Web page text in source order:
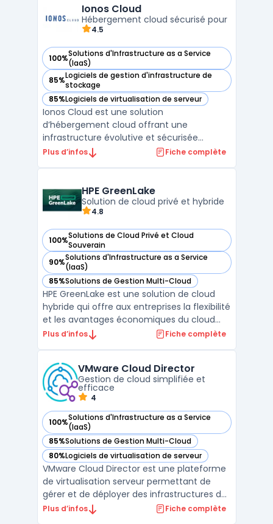
VMware Cloud Foundation intègre des outils
de gestion, de surveilla ...
Ionos Cloud
Hébergement cloud sécurisé pour
4.5
100%Solutions d'Infrastructure as a Service
(IaaS)
— voir Ionos Cloud dans cette catégorie
85%Logiciels de gestion d'infrastructure de
stockage
— voir Ionos Cloud dans cette catégorie
85%Logiciels de virtualisation de serveur
— voir Ionos Cloud dans cette catégorie
Ionos Cloud est une solution
d’hébergement cloud offrant une
infrastructure évolutive et sécurisée
adaptée aux besoins des entreprises. Grâce
haut niveau de flexibilité et d’évolutivité. La
plateforme assure une gest ...
Plus d’infos Fiche complète
HPE GreenLake
Solution de cloud privé et hybride
4.8
100%Solutions de Cloud Privé et Cloud
Souverain
— voir HPE GreenLake dans cette catégorie
90%Solutions d'Infrastructure as a Service
(IaaS)
— voir HPE GreenLake dans cette catégorie
85%Solutions de Gestion Multi-Cloud
— voir HPE GreenLake dans cette catégorie
HPE GreenLake est une solution de cloud
hybride qui offre aux entreprises la flexibilité
et les avantages économiques du cloud
public tout en gardant le contrôle et la
service, alignant les coûts sur l'utilisation
réelle ...
Plus d’infos Fiche complète
VMware Cloud Director
Gestion de cloud simplifiée et
efficace
4
100%Solutions d'Infrastructure as a Service
(IaaS)
— voir VMware Cloud Director dans cette catégorie
85%Solutions de Gestion Multi-Cloud
— voir VMware Cloud Director dans cette catégorie
80%Logiciels de virtualisation de serveur
— voir VMware Cloud Director dans cette catégorie
VMware Cloud Director est une plateforme
de virtualisation serveur permettant de
gérer et de déployer des infrastructures de
Cloud hybrides et multi-Cloud. Cette
Plus d’infos Fiche complète